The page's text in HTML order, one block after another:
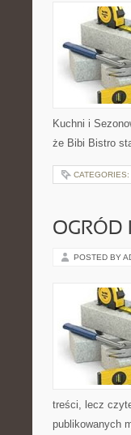
Kuchni i
że Bibi Bistro
CATEGORIES:
OGRÓD
POSTED BY
treści, lecz
publikowanych